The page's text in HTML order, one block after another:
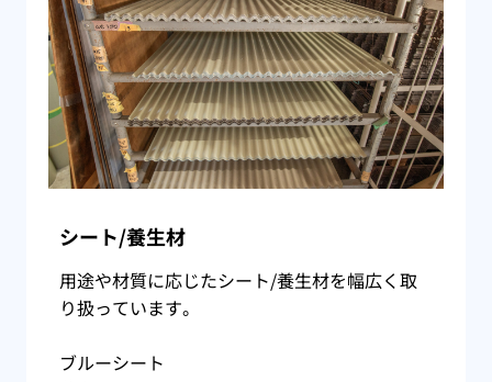
シート/養生材
用途や材質に応じたシート/養生材を幅広く取
り扱っています。
ブルーシート